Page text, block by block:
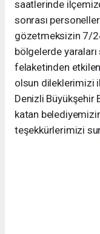
saatlerinde
sonrası
gözetmeksizin 7/
bölgelerde
felaketinden
olsun dileklerimizi
Denizli Büyükşehir
katan
teşekkürlerimizi